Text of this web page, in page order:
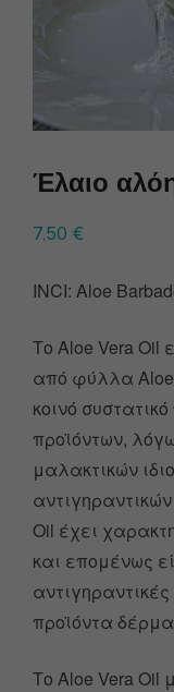
Έλαιο
7,50 €
INCI: Aloe
Το Aloe Vera Oil
από φύλλα Aloe
κοινό
προϊόντων,
μαλακτικών
Oil έχει
και επομένως
προϊόντα
Το Aloe Vera Oil